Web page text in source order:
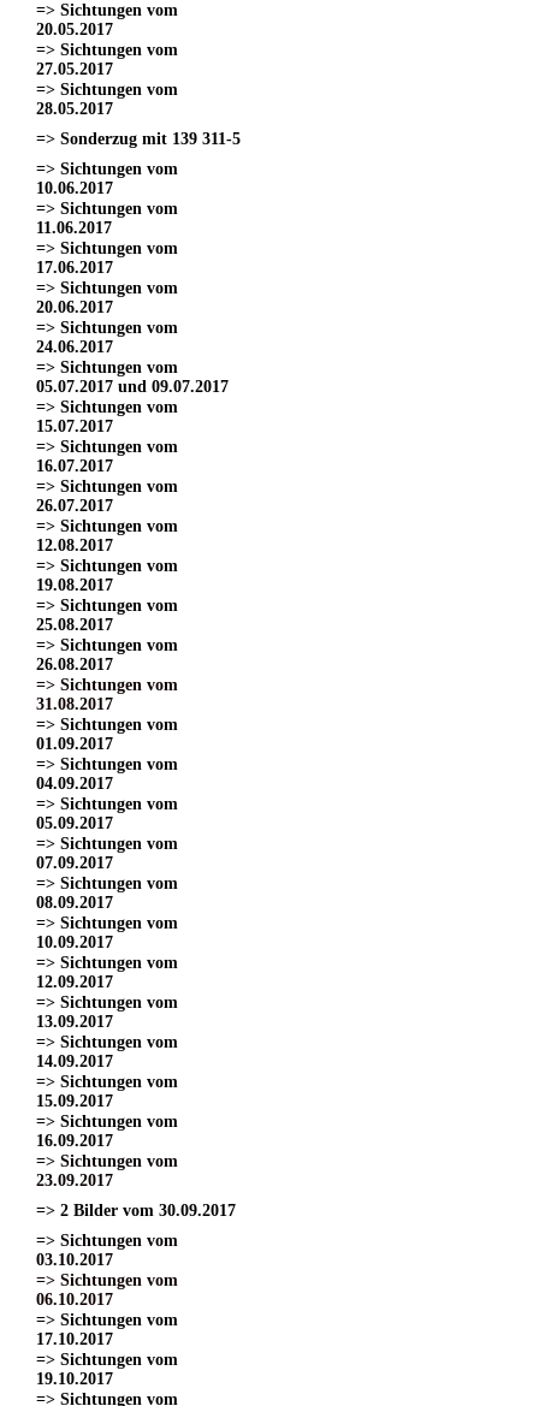
=> Sichtungen vom
20.05.2017
=> Sichtungen vom
27.05.2017
=> Sichtungen vom
28.05.2017
=> Sonderzug mit 139 311-5
=> Sichtungen vom
10.06.2017
=> Sichtungen vom
11.06.2017
=> Sichtungen vom
17.06.2017
=> Sichtungen vom
20.06.2017
=> Sichtungen vom
24.06.2017
=> Sichtungen vom
05.07.2017 und 09.07.2017
=> Sichtungen vom
15.07.2017
=> Sichtungen vom
16.07.2017
=> Sichtungen vom
26.07.2017
=> Sichtungen vom
12.08.2017
=> Sichtungen vom
19.08.2017
=> Sichtungen vom
25.08.2017
=> Sichtungen vom
26.08.2017
=> Sichtungen vom
31.08.2017
=> Sichtungen vom
01.09.2017
=> Sichtungen vom
04.09.2017
=> Sichtungen vom
05.09.2017
=> Sichtungen vom
07.09.2017
=> Sichtungen vom
08.09.2017
=> Sichtungen vom
10.09.2017
=> Sichtungen vom
12.09.2017
=> Sichtungen vom
13.09.2017
=> Sichtungen vom
14.09.2017
=> Sichtungen vom
15.09.2017
=> Sichtungen vom
16.09.2017
=> Sichtungen vom
23.09.2017
=> 2 Bilder vom 30.09.2017
=> Sichtungen vom
03.10.2017
=> Sichtungen vom
06.10.2017
=> Sichtungen vom
17.10.2017
=> Sichtungen vom
19.10.2017
=> Sichtungen vom